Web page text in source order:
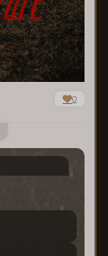
0